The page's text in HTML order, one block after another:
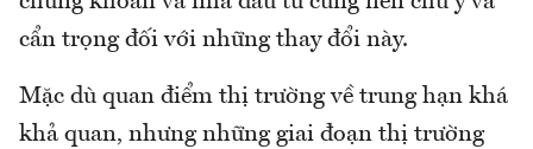
cẩn trọng đối với những thay đổi này.
Mặc dù quan điểm thị trường về trung hạn khá
khả quan, nhưng những giai đoạn thị trường